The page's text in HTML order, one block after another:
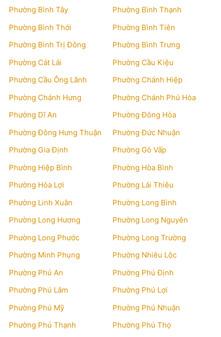
Phường Bình Tây
Phường Bình Thạnh
Phường Bình Thới
Phường Bình Tiên
Phường Bình Trị Đông
Phường Bình Trưng
Phường Cát Lái
Phường Cầu Kiệu
Phường Cầu Ông Lãnh
Phường Chánh Hiệp
Phường Chánh Hưng
Phường Chánh Phú Hòa
Phường Dĩ An
Phường Đông Hòa
Phường Đông Hưng Thuận
Phường Đức Nhuận
Phường Gia Định
Phường Gò Vấp
Phường Hiệp Bình
Phường Hòa Bình
Phường Hòa Lợi
Phường Lái Thiêu
Phường Linh Xuân
Phường Long Bình
Phường Long Hương
Phường Long Nguyên
Phường Long Phước
Phường Long Trường
Phường Minh Phụng
Phường Nhiêu Lộc
Phường Phú An
Phường Phú Định
Phường Phú Lâm
Phường Phú Lợi
Phường Phú Mỹ
Phường Phú Nhuận
Phường Phú Thạnh
Phường Phú Thọ